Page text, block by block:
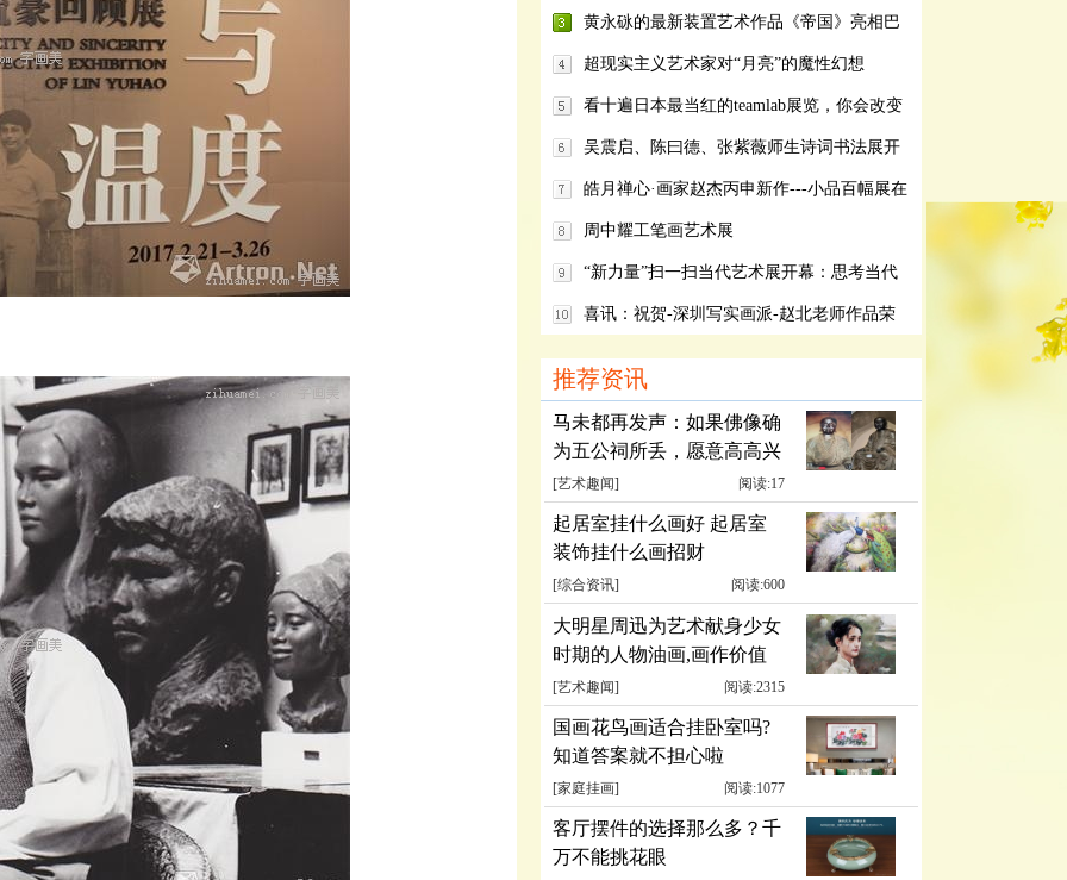
现场回顾
黄永砯的最新装置艺术作品《帝国》亮相巴
黎大皇宫
超现实主义艺术家对“月亮”的魔性幻想
看十遍日本最当红的teamlab展览，你会改变
看世界的方式
吴震启、陈曰德、张紫薇师生诗词书法展开
幕 皓月禅心·画家赵杰丙申新作---小品百幅展在
凤凰艺馆展出
周中耀工笔画艺术展
“新力量”扫一扫当代艺术展开幕：思考当代
艺术的互动性表达
喜讯：祝贺-深圳写实画派-赵北老师作品荣
登国展
推荐资讯
马未都再发声：如果佛像确
为五公祠所丢，愿意高高兴
兴送回
[艺术趣闻] 阅读:17
起居室挂什么画好 起居室
装饰挂什么画招财
[综合资讯] 阅读:600
大明星周迅为艺术献身少女
时期的人物油画,画作价值
累计千万元
[艺术趣闻] 阅读:2315
国画花鸟画适合挂卧室吗?
知道答案就不担心啦
[家庭挂画] 阅读:1077
客厅摆件的选择那么多？千
万不能挑花眼